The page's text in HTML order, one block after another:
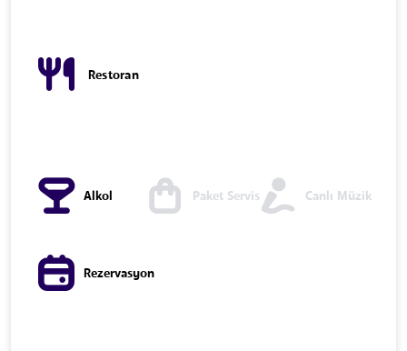
Restoran
Alkol Paket Servis Canlı Müzik
Rezervasyon